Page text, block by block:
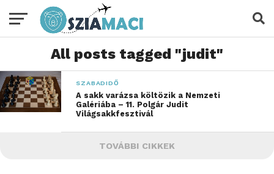
All posts tagged "judit"
SZABADIDŐ
A sakk varázsa költözik a Nemzeti
Galériába – 11. Polgár Judit
Világsakkfesztivál
TOVÁBBI CIKKEK